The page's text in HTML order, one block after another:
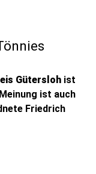
Gütersloh ist
ist auch
Friedrich